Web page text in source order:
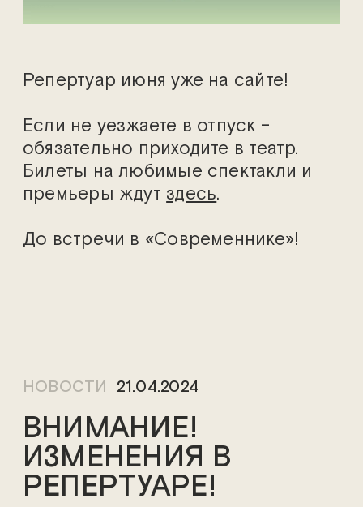
Репертуар июня уже на сайте!
Если не уезжаете в отпуск –
обязательно приходите в театр.
Билеты на любимые спектакли и
премьеры ждут здесь.
До встречи в «Современнике»!
НОВОСТИ 21.04.2024
ВНИМАНИЕ!
ИЗМЕНЕНИЯ В
РЕПЕРТУАРЕ!